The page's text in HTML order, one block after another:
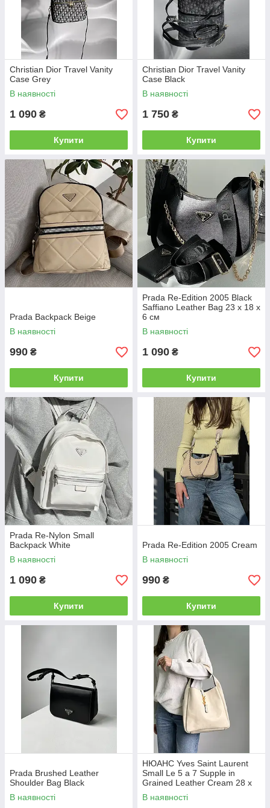
Christian Dior Travel Vanity
Case Grey
В наявності
1 090 ₴
Купити
Christian Dior Travel Vanity
Case Black
В наявності
1 750 ₴
Купити
Prada Backpack Beige
В наявності
990 ₴
Купити
Prada Re-Edition 2005 Black
Saffiano Leather Bag 23 х 18 х
6 см
В наявності
1 090 ₴
Купити
Prada Re-Nylon Small
Backpack White
В наявності
1 090 ₴
Купити
Prada Re-Edition 2005 Cream
В наявності
990 ₴
Купити
Prada Brushed Leather
Shoulder Bag Black
В наявності
НЮАНС Yves Saint Laurent
Small Le 5 a 7 Supple in
Grained Leather Cream 28 х
28 х 8 см
В наявності